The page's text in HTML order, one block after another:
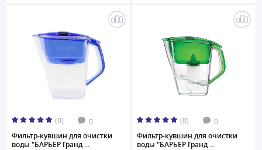
(0) 0
Фильтр-кувшин для очистки
воды "БАРЬЕР Гранд ...
(0) 0
Фильтр-кувшин для очистки
воды "БАРЬЕР Гранд ...